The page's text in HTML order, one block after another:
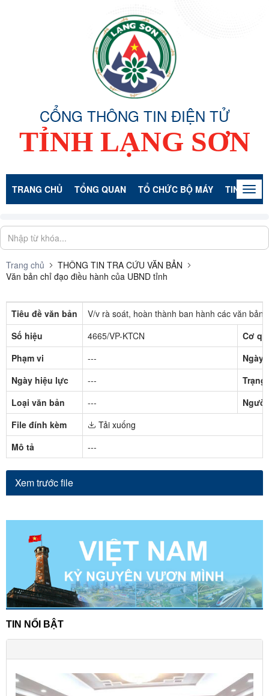
CỔNG THÔNG TIN ĐIỆN TỬ
TỈNH LẠNG SƠN
TRANG CHỦ TỔNG QUAN TỔ CHỨC BỘ MÁY TIN TỨC -
Trang chủ
THÔNG TIN TRA CỨU VĂN BẢN
Văn bản chỉ đạo điều hành của UBND tỉnh
Tiêu đề văn bản
V/v rà soát, hoàn thành ban hành các văn
Số hiệu
4665/VP-KTCN
Cơ
Phạm vi
---
Ngày
Ngày hiệu lực
---
Trạng
Loại văn bản
---
File đính kèm
Tải xuống
Mô tả
---
Xem trước file
TIN NỔI BẬT